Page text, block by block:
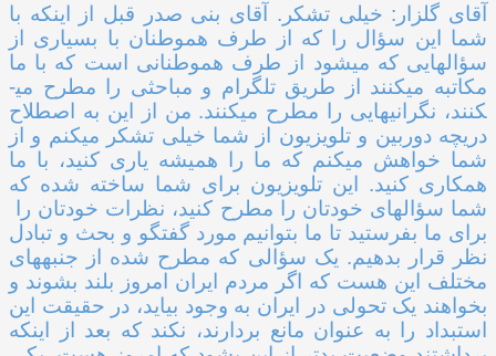
آقای گلزار: خیلی تشکر. آقای بنی ­صدر قبل از اینکه با
شما این سؤال را که از طرف هموطنان با بسیاری از
سؤال­هایی که می­شود از طرف هموطنانی است که با ما
مکاتبه می­کنند از طریق تلگرام و مباحثی را مطرح می­
کنند، نگرانی­هایی را مطرح می­کنند. من از این به اصطلاح
دریچه دوربین و تلویزیون از شما خیلی تشکر می­کنم و از
شما خواهش می­کنم که ما را همیشه یاری کنید، با ما
همکاری کنید. این تلویزیون برای شما ساخته شده که
شما سؤال­های خودتان را مطرح کنید، نظرات خودتان را
برای ما بفرستید تا ما بتوانیم مورد گفتگو و بحث و تبادل
نظر قرار بدهیم. یک سؤالی که مطرح شده از جنبه­های
مختلف این هست که اگر مردم ایران امروز بلند بشوند و
بخواهند یک تحولی در ایران به وجود بیاید، در حقیقت این
استبداد را به عنوان مانع بردارند، نکند که بعد از اینکه